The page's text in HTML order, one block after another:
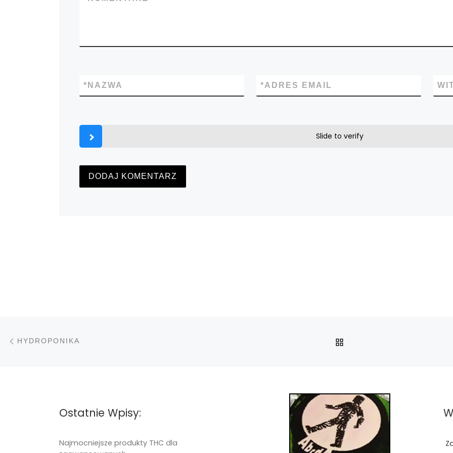
NAZWA
* ADRES EMAIL
*
Slide to verify
Nawigacja wpisu
HYDROPONIKA
Ostatnie Wpisy:
Najmocniejsze produkty THC dla